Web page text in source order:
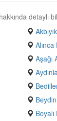
detaylı
Alınca
Aşağı